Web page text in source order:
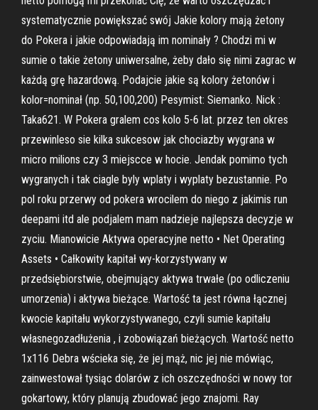
systematycznie powiększać swój Jakie kolory mają żetony
do Pokera i jakie odpowiadają im nominały ? Chodzi mi w
sumie o takie żetony uniwersalne, żeby dało się nimi zagrac w
każdą grę hazardową. Podajcie jakie są kolory żetonów i
kolor=nominał (np. 50,100,200) Pesymist: Siemanko. Nick :
Taka621. W Pokera gralem cos kolo 5-6 lat. przez ten okres
przewinleso sie kilka sukcesow jak chociazby wygrana w
micro milions czy 3 miejscce w hocie. Jendak pomimo tych
wygranych i tak ciagle byly wplaty i wyplaty bezustannie. Po
pol roku przerwy od pokera wrocilem do niego z jakimis run
deepami itd ale podjalem mam nadzieje najlepsza decyzje w
zyciu. Mianowicie Aktywa operacyjne netto • Net Operating
Assets • Całkowity kapitał wy-korzystywany w
przedsiębiorstwie, obejmujący aktywa trwałe (po odliczeniu
umorzenia) i aktywa bieżące. Wartość ta jest równa łącznej
kwocie kapitału wykorzystywanego, czyli sumie kapitału
własnegozadłużenia , i zobowiązań bieżących. Wartość netto
1x116 Debra wścieka się, że jej mąż, nic jej nie mówiąc,
zainwestował tysiąc dolarów z ich oszczędności w nowy tor
gokartowy, który planują zbudować jego znajomi. Ray